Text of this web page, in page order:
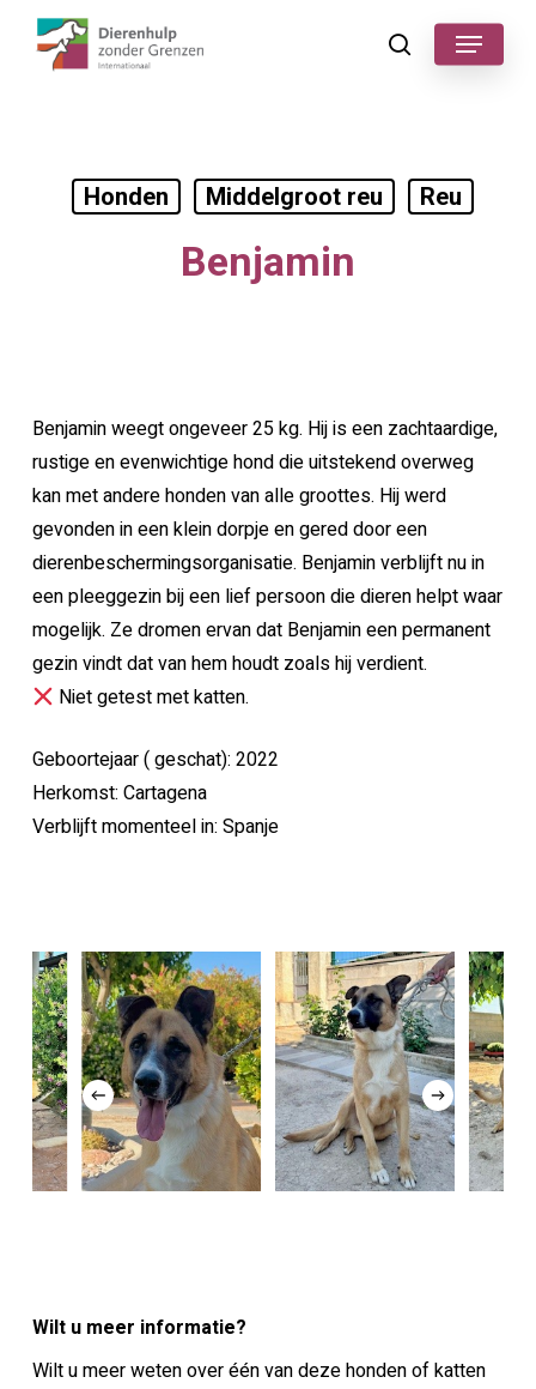
search
Menu
Honden Middelgroot reu Reu
Benjamin
Benjamin weegt ongeveer 25 kg. Hij is een zachtaardige,
rustige en evenwichtige hond die uitstekend overweg
kan met andere honden van alle groottes. Hij werd
gevonden in een klein dorpje en gered door een
dierenbeschermingsorganisatie. Benjamin verblijft nu in
een pleeggezin bij een lief persoon die dieren helpt waar
mogelijk. Ze dromen ervan dat Benjamin een permanent
gezin vindt dat van hem houdt zoals hij verdient.
Niet getest met katten.
Geboortejaar ( geschat): 2022
Herkomst: Cartagena
Verblijft momenteel in: Spanje
Wilt u meer informatie?
Wilt u meer weten over één van deze honden of katten